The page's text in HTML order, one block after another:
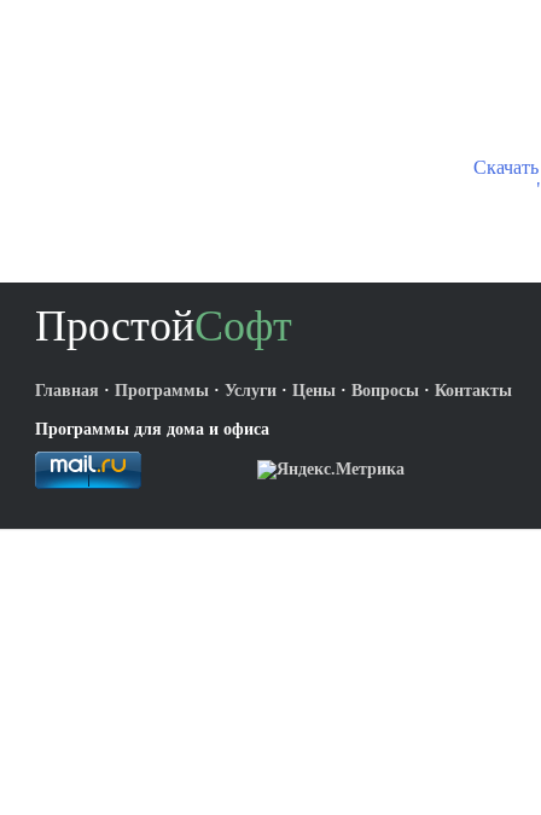
Скачать
ПростойСофт
Главная · Программы · Услуги · Цены · Вопросы · Контакты
Программы для дома и офиса